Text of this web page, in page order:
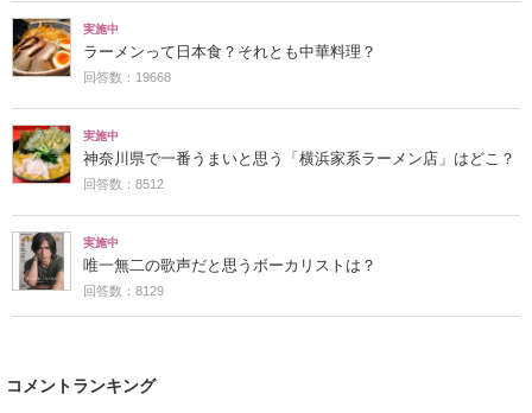
実施中
ラーメンって日本食？それとも中華料理？
回答数：19668
実施中
神奈川県で一番うまいと思う「横浜家系ラーメン店」はどこ？
回答数：8512
実施中
唯一無二の歌声だと思うボーカリストは？
回答数：8129
コメントランキング